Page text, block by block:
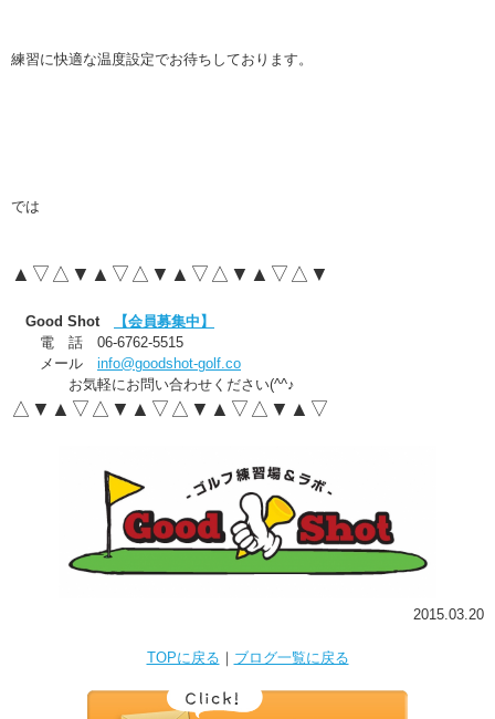
練習に快適な温度設定でお待ちしております。
では
▲▽△▼▲▽△▼▲▽△▼▲▽△▼
Good Shot
【会員募集中】
電 話 06-6762-5515
メール info@goodshot-golf.co
お気軽にお問い合わせください(^^♪
△▼▲▽△▼▲▽△▼▲▽△▼▲▽
2015.03.20
TOPに戻る ｜ ブログ一覧に戻る